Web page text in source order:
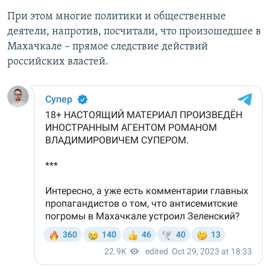
При этом многие политики и общественные
деятели, напротив, посчитали, что произошедшее в
Махачкале – прямое следствие действий
российских властей.